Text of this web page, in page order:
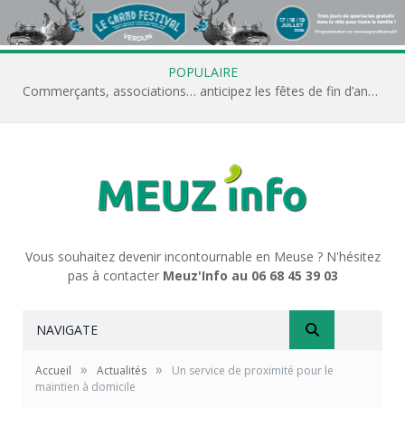
POPULAIRE
Commerçants, associations… anticipez les fêtes de fin d’année avec Meuz’Info
Vous souhaitez devenir incontournable en Meuse ? N'hésitez
pas à contacter Meuz'Info au 06 68 45 39 03
NAVIGATE
Accueil » Actualités »
Un service de proximité pour le
maintien à domicile